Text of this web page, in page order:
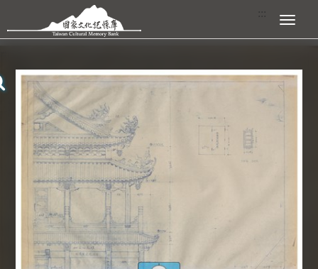
跳到主要內容區塊 展開選單